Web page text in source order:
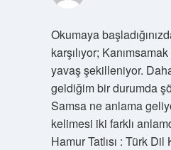
Okumaya
karşılıyor;
yavaş şekilleniyor.
geldiğim bir durumda
Samsa ne anlama
kelimesi iki farklı
Hamur Tatlısı : Türk